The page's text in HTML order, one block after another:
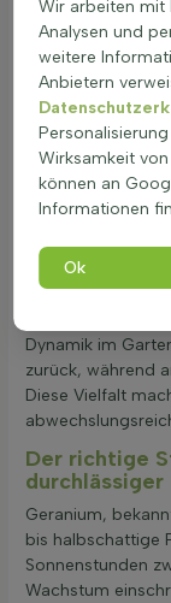
im
Geranium ist
mit Astern,
harmonisches
eine lange
schattige Lagen.
und Salvia
ergänzen. Auch
Partner, die
fügt interessante
Dynamik im
zurück, während
Diese Vielfalt
Der richtige
durchlässiger
Geranium,
bis halbschattige
Sonnenstunden
Wachstum
Wir arbeiten mit
Analysen und
weitere
Anbietern
Wirksamkeit
können an
Informationen
Ok